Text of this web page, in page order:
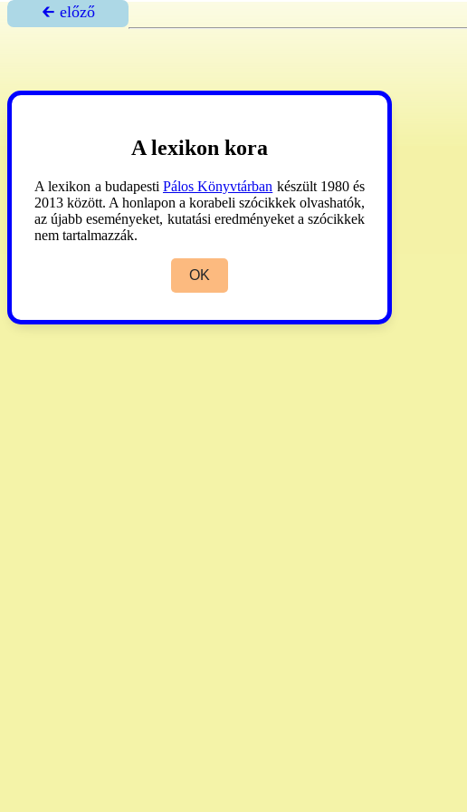
🡰 előző
A lexikon kora
A lexikon a budapesti Pálos Könyvtárban készült 1980 és
2013 között. A honlapon a korabeli szócikkek olvashatók,
az újabb eseményeket, kutatási eredményeket a szócikkek
nem tartalmazzák.
OK